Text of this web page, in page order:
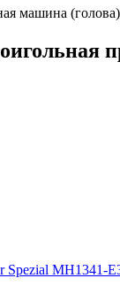
машина (голова)